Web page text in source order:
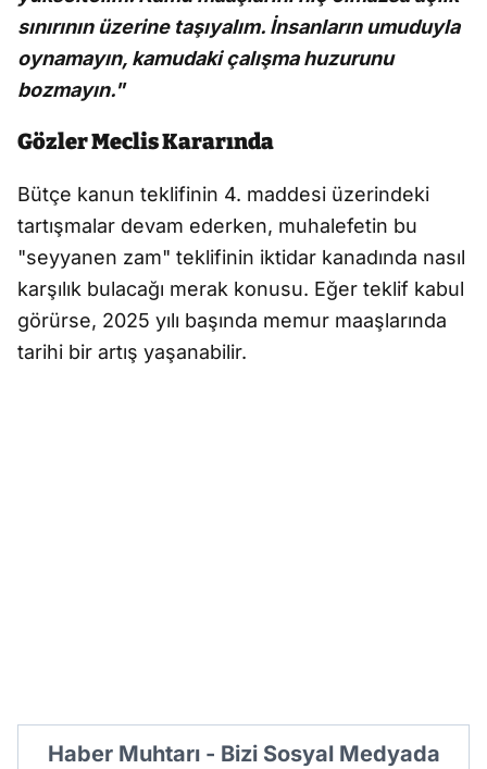
sınırının üzerine taşıyalım. İnsanların umuduyla
oynamayın, kamudaki çalışma huzurunu
bozmayın."
Gözler Meclis Kararında
Bütçe kanun teklifinin 4. maddesi üzerindeki
tartışmalar devam ederken, muhalefetin bu
"seyyanen zam" teklifinin iktidar kanadında nasıl
karşılık bulacağı merak konusu. Eğer teklif kabul
görürse, 2025 yılı başında memur maaşlarında
tarihi bir artış yaşanabilir.
Haber Muhtarı - Bizi Sosyal Medyada